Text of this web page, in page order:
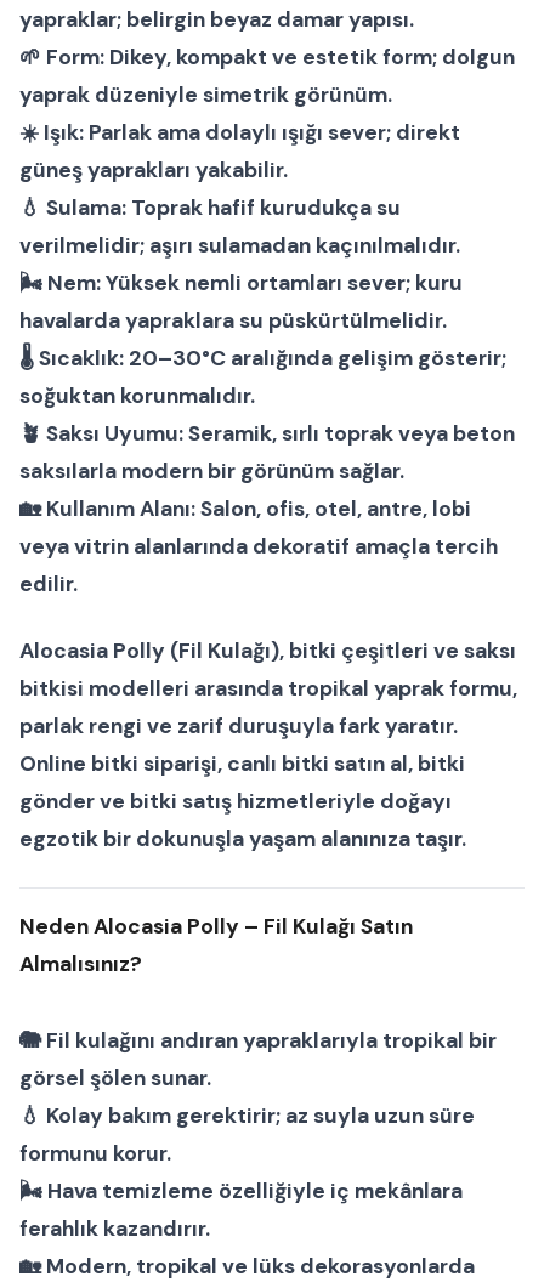
yapraklar; belirgin beyaz damar yapısı.
🌱 Form: Dikey, kompakt ve estetik form; dolgun
yaprak düzeniyle simetrik görünüm.
☀️ Işık: Parlak ama dolaylı ışığı sever; direkt
güneş yaprakları yakabilir.
💧 Sulama: Toprak hafif kurudukça su
verilmelidir; aşırı sulamadan kaçınılmalıdır.
🌬 Nem:Yüksek nemli ortamları sever; kuru
havalarda yapraklara su püskürtülmelidir.
🌡Sıcaklık: 20–30°C aralığında gelişim gösterir;
soğuktan korunmalıdır.
🪴 Saksı Uyumu:Seramik, sırlı toprak veya beton
saksılarla modern bir görünüm sağlar.
🏡Kullanım Alanı:Salon, ofis, otel, antre, lobi
veya vitrin alanlarında dekoratif amaçla tercih
edilir.
Alocasia Polly (Fil Kulağı), bitki çeşitleri ve saksı
bitkisi modelleri arasında tropikal yaprak formu,
parlak rengi ve zarif duruşuyla fark yaratır.
Online bitki siparişi, canlı bitki satın al, bitki
gönderve bitki satış hizmetleriyle doğayı
egzotik bir dokunuşla yaşam alanınıza taşır.
Neden Alocasia Polly – Fil Kulağı Satın
Almalısınız?
🐘 Fil kulağını andıran yapraklarıyla tropikal bir
görsel şölen sunar.
💧 Kolay bakım gerektirir; az suyla uzun süre
formunu korur.
🌬 Hava temizleme özelliğiyle iç mekânlara
ferahlık kazandırır.
🏡 Modern, tropikal ve lüks dekorasyonlarda